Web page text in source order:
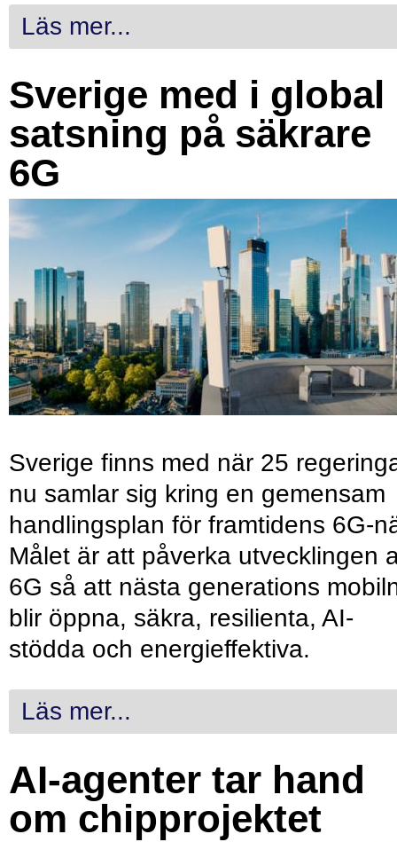
Läs mer...
Sverige med i global
satsning på säkrare
6G
Sverige finns med när 25
nu samlar sig kring en gemensam
handlingsplan för framtidens 6G-
Målet är att påverka utvecklingen
6G så att nästa generations
blir öppna, säkra, resilienta, AI-
stödda och energieffektiva.
Läs mer...
AI-agenter tar hand
om chipprojektet